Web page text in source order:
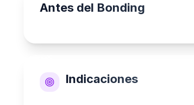
Antes del Bonding
Indicaciones